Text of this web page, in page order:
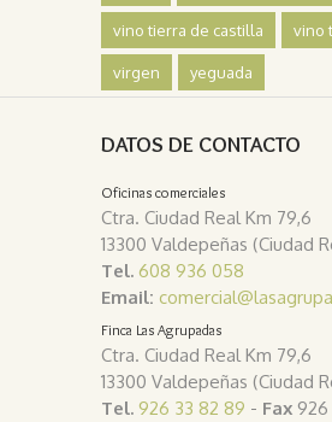
vino tierra de castilla vino
virgen yeguada
DATOS DE CONTACTO
Oficinas comerciales
Ctra. Ciudad Real Km 79,6
13300 Valdepeñas (Ciudad
Tel. 608 936 058
Email:
Finca Las Agrupadas
Ctra. Ciudad Real Km 79,6
13300 Valdepeñas (Ciudad
Tel. 926 33 82 89 - Fax